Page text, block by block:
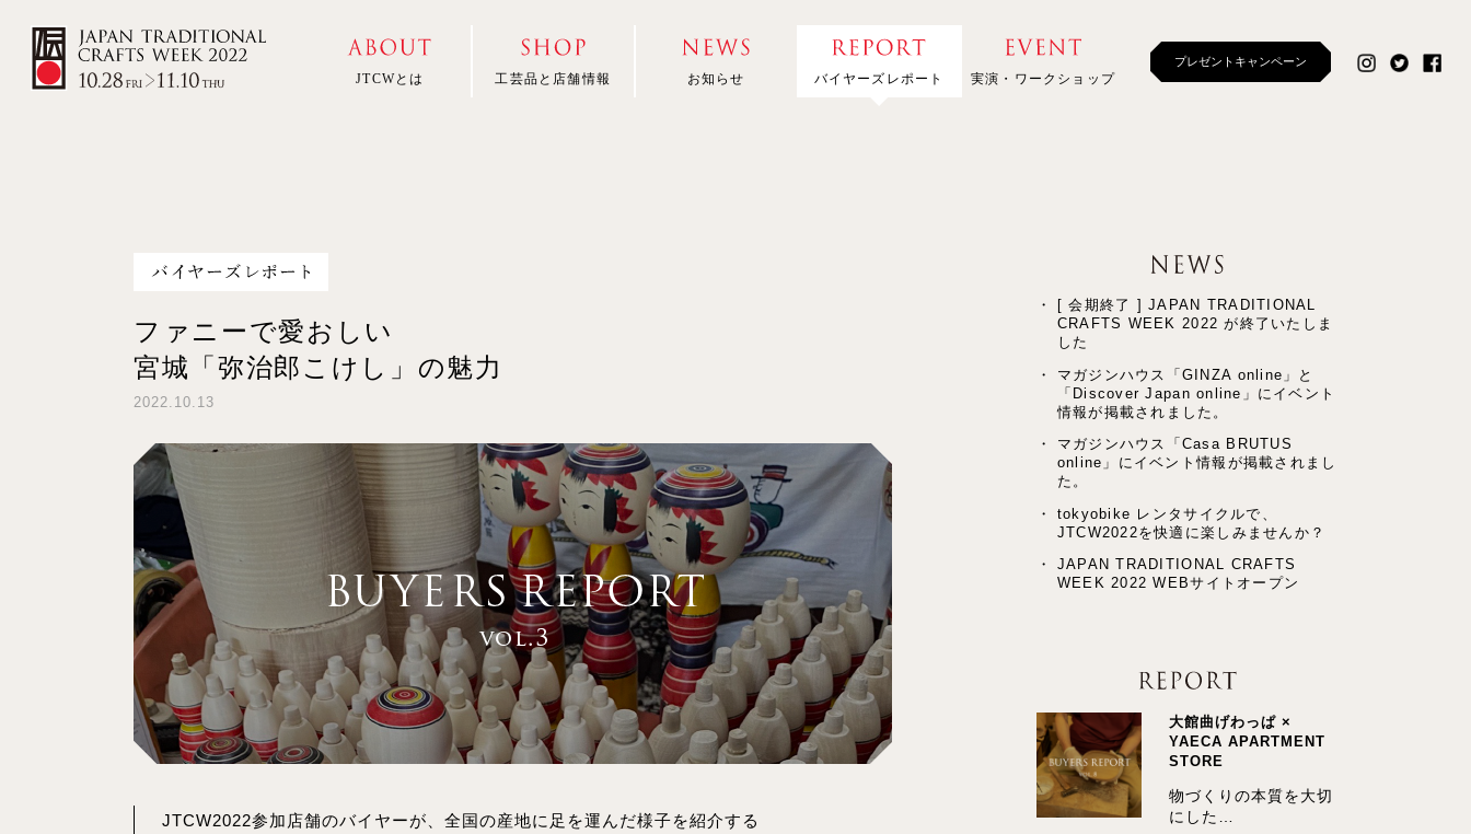
JTCWとは 工芸品と店舗情報 お知らせ バイヤーズレポート 実演・ワークショップ
プレゼントキャンペーン
ファニーで愛おしい
宮城「弥治郎こけし」の魅力
2022.10.13
JTCW2022参加店舗のバイヤーが、全国の産地に足を運んだ様子を紹介する
[ 会期終了 ] JAPAN TRADITIONAL
CRAFTS WEEK 2022 が終了いたしま
した
マガジンハウス「GINZA online」と
「Discover Japan online」にイベント
情報が掲載されました。
マガジンハウス「Casa BRUTUS
online」にイベント情報が掲載されまし
た。
tokyobike レンタサイクルで、
JTCW2022を快適に楽しみませんか？
JAPAN TRADITIONAL CRAFTS
WEEK 2022 WEBサイトオープン
大館曲げわっぱ ×
YAECA APARTMENT
STORE
物づくりの本質を大切
にした…